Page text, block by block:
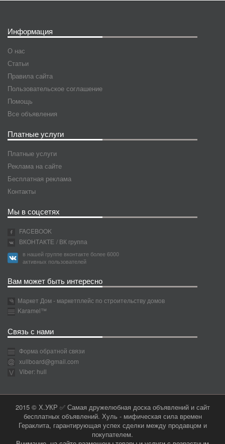
Информация
О нас
Статьи
Правила сайта
Пользовательское соглашение
Помощь
Все объявления
Платные услуги
Платные услуги
Реклама на сайте
Бесплатная реклама
Контакты
Мы в соцсетях
FACEBOOK
ВКОНТАКТЕ / ВК группа
в нашей группе вконтакте более 6000
активных пользователей
Вам может быть интересно
Маркет Дом - маркетплейс по строительству домов
Karamel™
Связь с нами
Форма обратной связи
xullboard@gmail.com
Viber: hull
2015 © Х.УКР ✅ Самая дружелюбная доска объявлений и сайт
бесплатных объявлений. Хуль - мифическая сила времен
Гераклита, гарантирующая успех сделки между продавцом и
покупателем.